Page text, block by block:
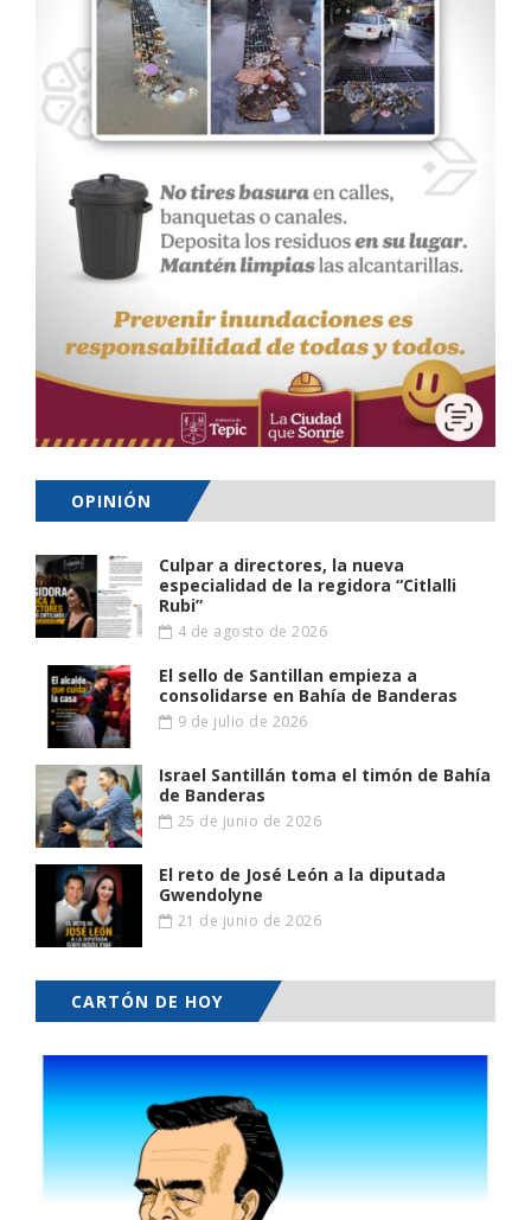
OPINIÓN
Culpar a directores, la nueva
especialidad de la regidora “Citlalli
Rubi”
4 de agosto de 2026
El sello de Santillan empieza a
consolidarse en Bahía de Banderas
9 de julio de 2026
Israel Santillán toma el timón de Bahía
de Banderas
25 de junio de 2026
El reto de José León a la diputada
Gwendolyne
21 de junio de 2026
CARTÓN DE HOY